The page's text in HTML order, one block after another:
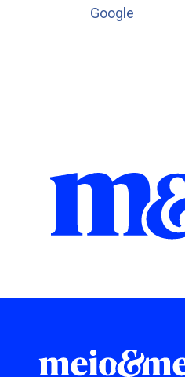
Google